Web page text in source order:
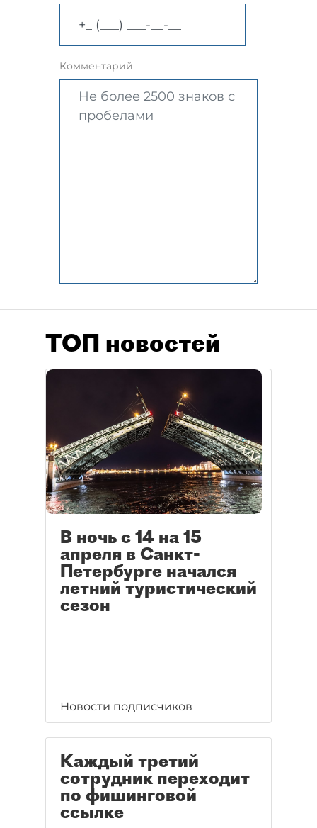
Комментарий
ТОП новостей
В ночь с 14 на 15
апреля в Санкт-
Петербурге начался
летний туристический
сезон
Новости подписчиков
Каждый третий
сотрудник переходит
по фишинговой
ссылке